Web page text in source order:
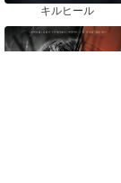
キルヒール